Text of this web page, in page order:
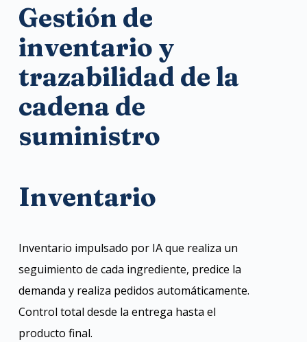
Gestión de
inventario y
trazabilidad de la
cadena de
suministro
Inventario
Inventario impulsado por IA que realiza un
seguimiento de cada ingrediente, predice la
demanda y realiza pedidos automáticamente.
Control total desde la entrega hasta el
producto final.